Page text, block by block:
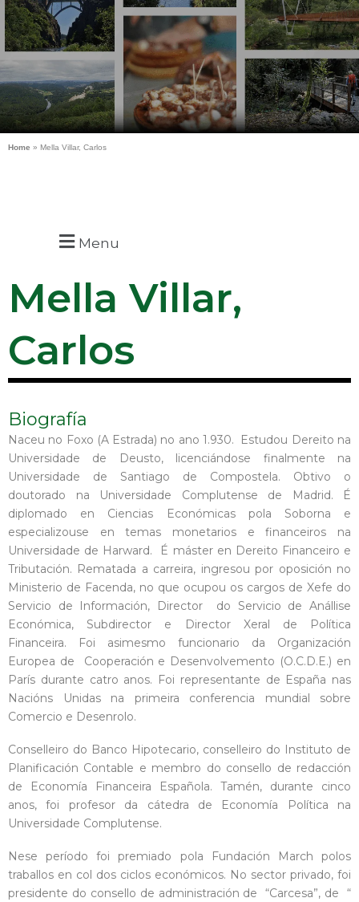
Home » Mella Villar, Carlos
Menu
Mella Villar,
Carlos
Biografía
Naceu no Foxo (A Estrada) no ano 1.930. Estudou Dereito na
Universidade de Deusto, licenciándose finalmente na
Universidade de Santiago de Compostela. Obtivo o
doutorado na Universidade Complutense de Madrid. É
diplomado en Ciencias Económicas pola Soborna e
especializouse en temas monetarios e financeiros na
Universidade de Harward. É máster en Dereito Financeiro e
Tributación. Rematada a carreira, ingresou por oposición no
Ministerio de Facenda, no que ocupou os cargos de Xefe do
Servicio de Información, Director do Servicio de Anállise
Económica, Subdirector e Director Xeral de Política
Financeira. Foi asimesmo funcionario da Organización
Europea de Cooperación e Desenvolvemento (O.C.D.E.) en
París durante catro anos. Foi representante de España nas
Nacións Unidas na primeira conferencia mundial sobre
Comercio e Desenrolo.
Conselleiro do Banco Hipotecario, conselleiro do Instituto de
Planificación Contable e membro do consello de redacción
de Economía Financeira Española. Tamén, durante cinco
anos, foi profesor da cátedra de Economía Política na
Universidade Complutense.
Nese período foi premiado pola Fundación March polos
traballos en col dos ciclos económicos. No sector privado, foi
presidente do consello de administración de “Carcesa”, de “